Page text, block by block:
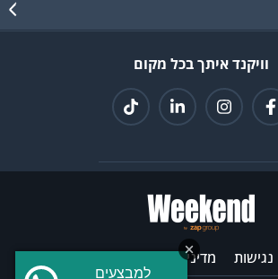
למבצעים
וויקנד איתך בכל מקום
נגישות מדיניות פרטיות